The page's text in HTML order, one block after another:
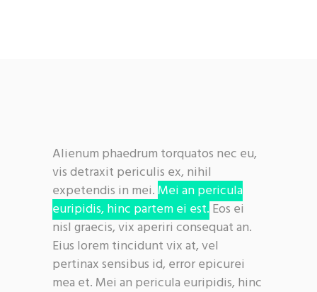
Alienum phaedrum torquatos nec eu,
vis detraxit periculis ex, nihil
expetendis in mei.Mei an pericula
euripidis, hinc partem ei est. Eos ei
nisl graecis, vix aperiri consequat an.
Eius lorem tincidunt vix at, vel
pertinax sensibus id, error epicurei
mea et. Mei an pericula euripidis, hinc